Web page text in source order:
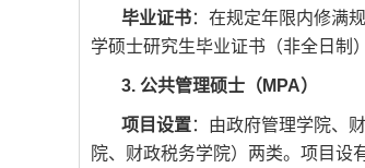
毕业证书：在规定年限内修满
学硕士研究生毕业证书（非全日制
3. 公共管理硕士（MPA）
项目设置：由政府管理学院、
院、财政税务学院）两类。项目设